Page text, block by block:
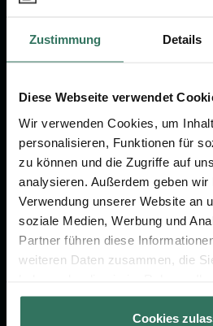
Zustimmung Details
Diese Webseite verwendet
Wir verwenden Cookies, um
personalisieren, Funktionen für
zu können und die Zugriffe auf
analysieren. Außerdem geben
Verwendung unserer Website an
soziale Medien, Werbung und
Partner führen diese
weiteren Daten zusammen, die
gesammelt haben.
Cookies
Wir sind Ihr
Vorsorge.
Jetzt beraten
FÜR SIE
Vergleich
Verzeichnis
FÜR
Online-